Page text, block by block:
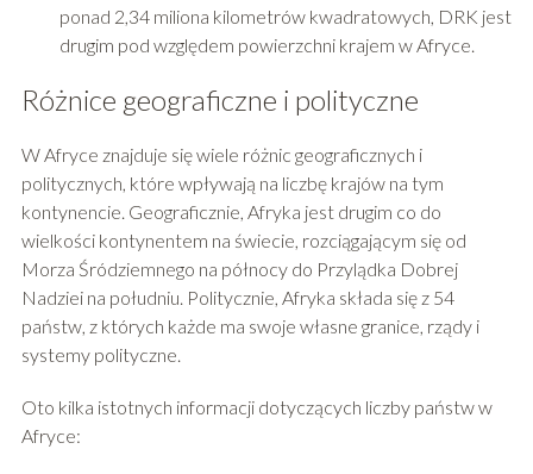
ponad 2,34 miliona kilometrów kwadratowych, DRK jest
drugim pod względem powierzchni krajem w Afryce.
Różnice geograficzne i polityczne
W Afryce znajduje się wiele różnic geograficznych i
politycznych, które wpływają na liczbę krajów na tym
kontynencie. Geograficznie, Afryka jest drugim co do
wielkości kontynentem na świecie, rozciągającym się od
Morza Śródziemnego na północy do Przylądka Dobrej
Nadziei na południu. Politycznie, Afryka składa się z 54
państw, z których każde ma swoje własne granice, rządy i
systemy polityczne.
Oto kilka istotnych informacji dotyczących liczby państw w
Afryce: